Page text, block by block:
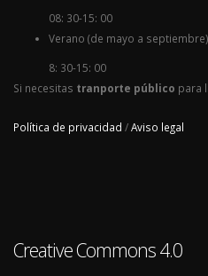
08: 30-15: 00
Verano (de mayo a
8: 30-15: 00
Si necesitas tranporte público para
Política de privacidad /Aviso legal
Creative Commons 4.0